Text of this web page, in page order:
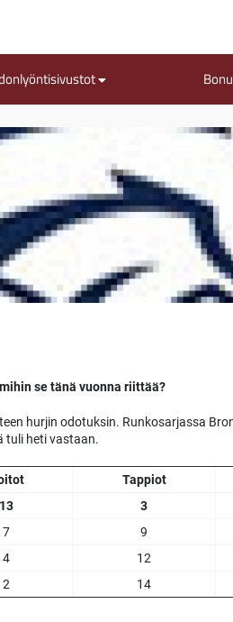
se tänä vuonna riittää?
hurjin odotuksin. Runkosarjassa
tuli heti vastaan.
Tappiot
13 3
7 9
4 12
2 14